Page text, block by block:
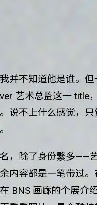
并不知道他是谁。但
艺术总监这一 title
说不上什么感觉，只
，除了身份繁多——
内容都是一笔带过。
BNS 画廊的个展介